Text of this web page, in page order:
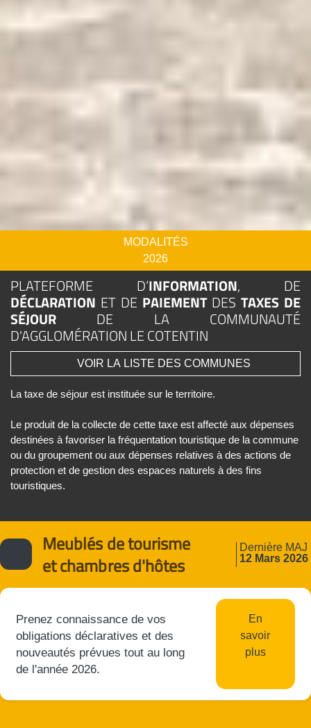
MODALITÉS
2026
PLATEFORME D’INFORMATION, DE
DÉCLARATION ET DE PAIEMENTDESTAXES DE
SÉJOUR DE LA COMMUNAUTÉ
D'AGGLOMÉRATION LE COTENTIN
VOIR LA LISTE DES COMMUNES
La taxe de séjour est instituée sur le territoire.
Le produit de la collecte de cette taxe est affecté aux dépenses
destinées à favoriser la fréquentation touristique de la commune
ou du groupement ou aux dépenses relatives à des actions de
protection et de gestion des espaces naturels à des fins
touristiques.
Meublés de tourisme
et chambres d'hôtes
Dernière MAJ
12 Mars 2026
Prenez connaissance de vos
obligations déclaratives et des
nouveautés prévues tout au long
de l'année 2026.
En
savoir
plus